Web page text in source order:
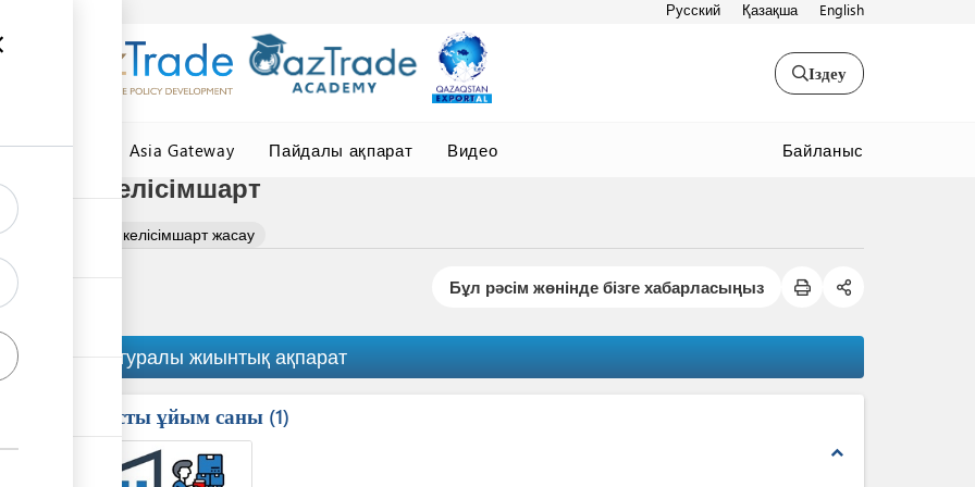
Русский Қазақша English
Іздеу
Central Asia Gateway Пайдалы ақпарат Видео Байланыс
келісімшарт
ұсынушымен келісімшарт жасау
Бұл рәсім жөнінде бізге хабарласыңыз
Рәсім туралы жиынтық ақпарат
Қатысты ұйым саны 1
expand_less